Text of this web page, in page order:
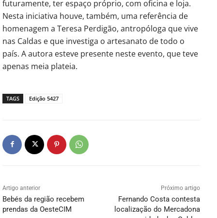
futuramente, ter espaço próprio, com oficina e loja.
Nesta iniciativa houve, também, uma referência de
homenagem a Teresa Perdigão, antropóloga que vive
nas Caldas e que investiga o artesanato de todo o
país. A autora esteve presente neste evento, que teve
apenas meia plateia.
TAGS Edição 5427
Artigo anterior
Bebés da região recebem
prendas da OesteCIM
Próximo artigo
Fernando Costa contesta
localização do Mercadona